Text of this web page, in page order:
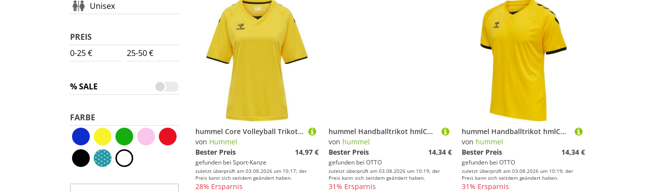
Unisex
PREIS
0-25 €
25-50 €
% SALE
FARBE
hummel Core Volleyball Trikot Damen 213923 BLAZING YELLOW Gr. S
von Hummel
Bester Preis
14,97 €
gefunden bei Sport-Kanze
zuletzt überprüft am 03.08.2026 um 10:17; der
Preis kann sich seitdem geändert haben.
28% Ersparnis
hummel Handballtrikot hmlCORE Volley Tee Woman
von hummel
Bester Preis
14,34 €
gefunden bei OTTO
zuletzt überprüft am 03.08.2026 um 10:19; der
Preis kann sich seitdem geändert haben.
31% Ersparnis
hummel Handballtrikot hmlCORE Volley Tee
von hummel
Bester Preis
14,34 €
gefunden bei OTTO
zuletzt überprüft am 03.08.2026 um 10:19; der
Preis kann sich seitdem geändert haben.
31% Ersparnis